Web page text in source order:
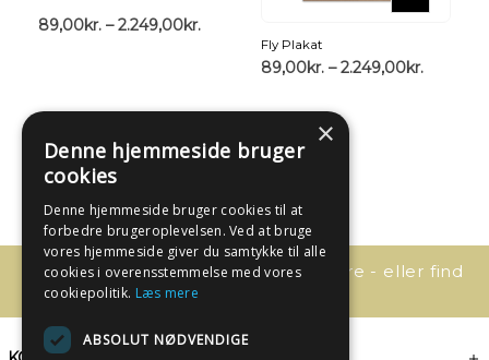
89,00kr. – 2.249,00kr.
Fly Plakat
89,00kr. – 2.249,00kr.
Har du spørgsmål, så kontakt os bare - eller find
svaret her:
×
Denne hjemmeside bruger
cookies
Denne hjemmeside bruger cookies til at
forbedre brugeroplevelsen. Ved at bruge
vores hjemmeside giver du samtykke til alle
cookies i overensstemmelse med vores
cookiepolitik. Læs mere
ABSOLUT NØDVENDIGE